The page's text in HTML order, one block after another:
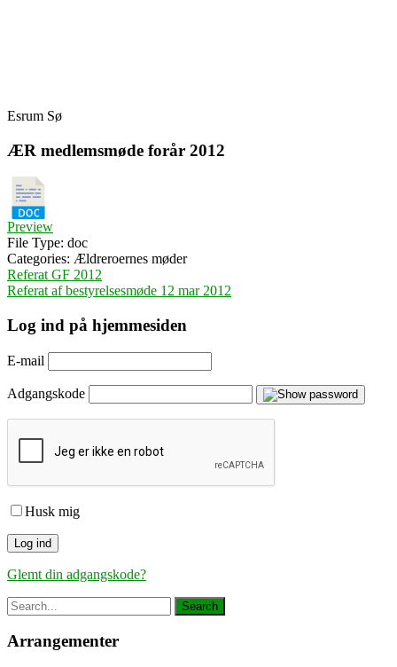
Esrum Sø
ÆR medlemsmøde forår 2012
Preview
File Type: doc
Categories: Ældreroernes møder
Indlægsnavigation
Referat GF 2012
Referat af bestyrelsesmøde 12 mar 2012
Log ind på hjemmesiden
E-mail
Adgangskode
Husk mig
Glemt din adgangskode?
Arrangementer